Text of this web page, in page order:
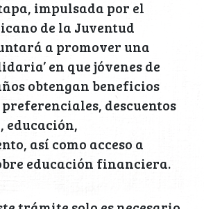
impulsada por el
de la Juventud
a promover una
en que jóvenes de
obtengan beneficios
descuentos
educación,
así como acceso a
educación financiera.